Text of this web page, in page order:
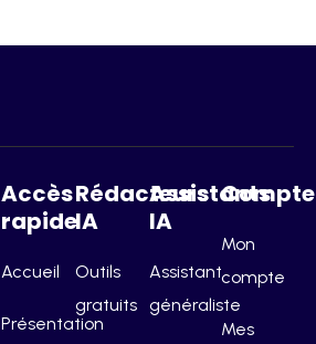
Accès
rapide
Accueil
Présentation
Rédacteurs
IA
Outils
gratuits
Assistants
IA
Assistant
généraliste
Compte
Mon
compte
Mes